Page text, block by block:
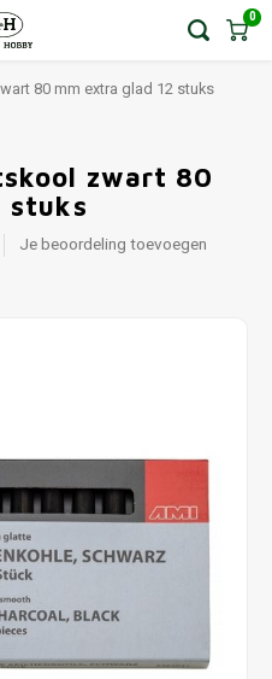
0
80 mm extra glad 12 stuks
zwart 80
stuks
Je beoordeling toevoegen